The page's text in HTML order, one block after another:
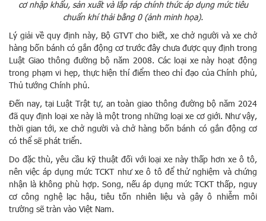
cơ nhập khẩu, sản xuất và lắp ráp chính thức áp dụng mức tiêu
chuẩn khí thải bằng 0 (ảnh minh họa).
Lý giải về quy định này, Bộ GTVT cho biết, xe chở người và xe chở
hàng bốn bánh có gắn động cơ trước đây chưa được quy định trong
Luật Giao thông đường bộ năm 2008. Các loại xe này hoạt động
trong phạm vi hẹp, thực hiện thí điểm theo chỉ đạo của Chính phủ,
Thủ tướng Chính phủ.
Đến nay, tại Luật Trật tự, an toàn giao thông đường bộ năm 2024
đã quy định loại xe này là một trong những loại xe cơ giới. Như vậy,
thời gian tới, xe chở người và chở hàng bốn bánh có gắn động cơ
có thể sẽ phát triển.
Do đặc thù, yêu cầu kỹ thuật đối với loại xe này thấp hơn xe ô tô,
nên việc áp dụng mức TCKT như xe ô tô để thử nghiệm và chứng
nhận là không phù hợp. Song, nếu áp dụng mức TCKT thấp, nguy
cơ công nghệ lạc hậu, tiêu tốn nhiên liệu và gây ô nhiễm môi
trường sẽ tràn vào Việt Nam.